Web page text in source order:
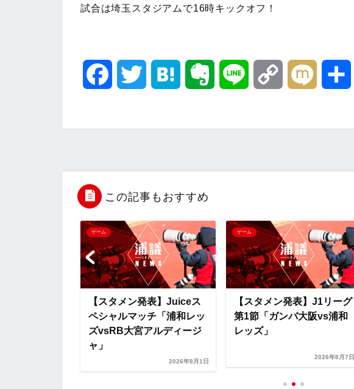
試合は埼玉スタジアムで16時キックオフ！
b
o
o
k
t
e
r
n
a o
t
e
i
n
k
この記事もおすすめ
ゲーム
【スタメン発表】Juiceス
ペシャルマッチ「浦和レッ
ズvsRB大宮アルディージ
ャ」
2026年8月1日
ゲーム
【スタメン発表】J1リーグ
第1節「ガンバ大阪vs浦和
レッズ」
2026年8月7日